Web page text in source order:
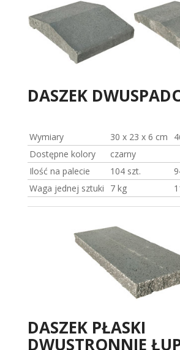
DASZEK
Wymiary 30 x 23 x 6 cm
Dostępne kolory
czarny
Ilość na palecie
104 szt.
Waga jednej sztuki
7 kg
DASZEK PŁASKI
DWUSTRONNIE